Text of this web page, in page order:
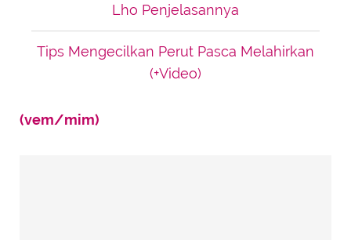
Lho Penjelasannya
Tips Mengecilkan Perut Pasca Melahirkan
(+Video)
(vem/mim)